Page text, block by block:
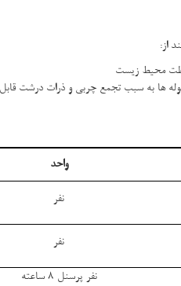
از:
محیط زیست
ها به سبب تجمع چربی و ذرات درشت
واحد
نفر
نفر
نفر پرسنل 8 ساعته